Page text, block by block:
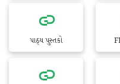
પાઠ્ય પુસ્તકો